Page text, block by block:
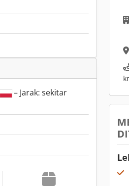
– Jarak: sekitar